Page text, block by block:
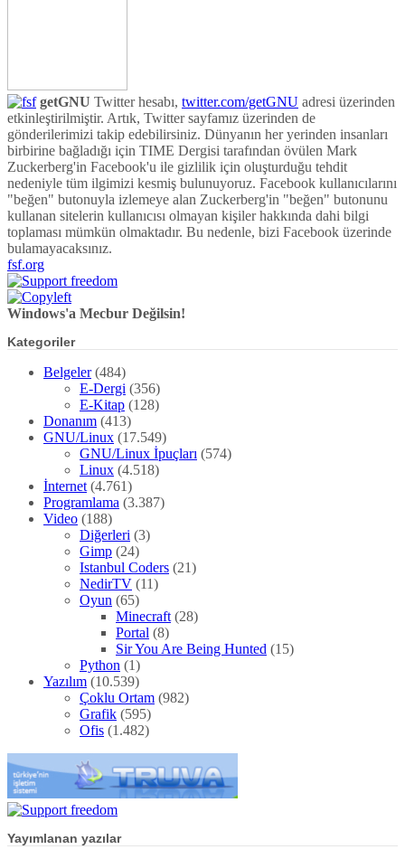
getGNU Twitter hesabı, twitter.com/getGNU adresi üzerinden
etkinleştirilmiştir. Artık, Twitter sayfamız üzerinden de
gönderilerimizi takip edebilirsiniz. Dünyanın her yerinden insanları
birbirine bağladığı için TIME Dergisi tarafından övülen Mark
Zuckerberg'in Facebook'u ile gizlilik için oluşturduğu tehdit
nedeniyle tüm ilgimizi kesmiş bulunuyoruz. Facebook kullanıcılarını
"beğen" butonuyla izlemeye alan Zuckerberg'in "beğen" butonunu
kullanan sitelerin kullanıcısı olmayan kişiler hakkında dahi bilgi
toplaması mümkün olmaktadır. Bu nedenle, bizi Facebook üzerinde
bulamayacaksınız.
fsf.org
Windows'a Mecbur Değilsin!
Kategoriler
Belgeler(484)
E-Dergi (356)
E-Kitap (128)
Donanım (413)
GNU/Linux (17.549)
GNU/Linux İpuçları (574)
Linux (4.518)
İnternet (4.761)
Programlama (3.387)
Video (188)
Diğerleri (3)
Gimp (24)
Istanbul Coders (21)
NedirTV (11)
Oyun (65)
Minecraft (28)
Portal (8)
Sir You Are Being Hunted (15)
Python (1)
Yazılım (10.539)
Çoklu Ortam (982)
Grafik (595)
Ofis (1.482)
Yayımlanan yazılar